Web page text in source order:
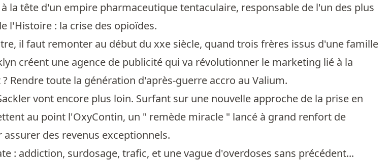
la tête d'un empire pharmaceutique tentaculaire, responsable de l'un des plus
l'Histoire : la crise des opioïdes.
il faut remonter au début du xxe siècle, quand trois frères issus d'une famille
créent une agence de publicité qui va révolutionner le marketing lié à la
Rendre toute la génération d'après-guerre accro au Valium.
vont encore plus loin. Surfant sur une nouvelle approche de la prise en
au point l'OxyContin, un " remède miracle " lancé à grand renfort de
des revenus exceptionnels.
: addiction, surdosage, trafic, et une vague d'overdoses sans précédent...